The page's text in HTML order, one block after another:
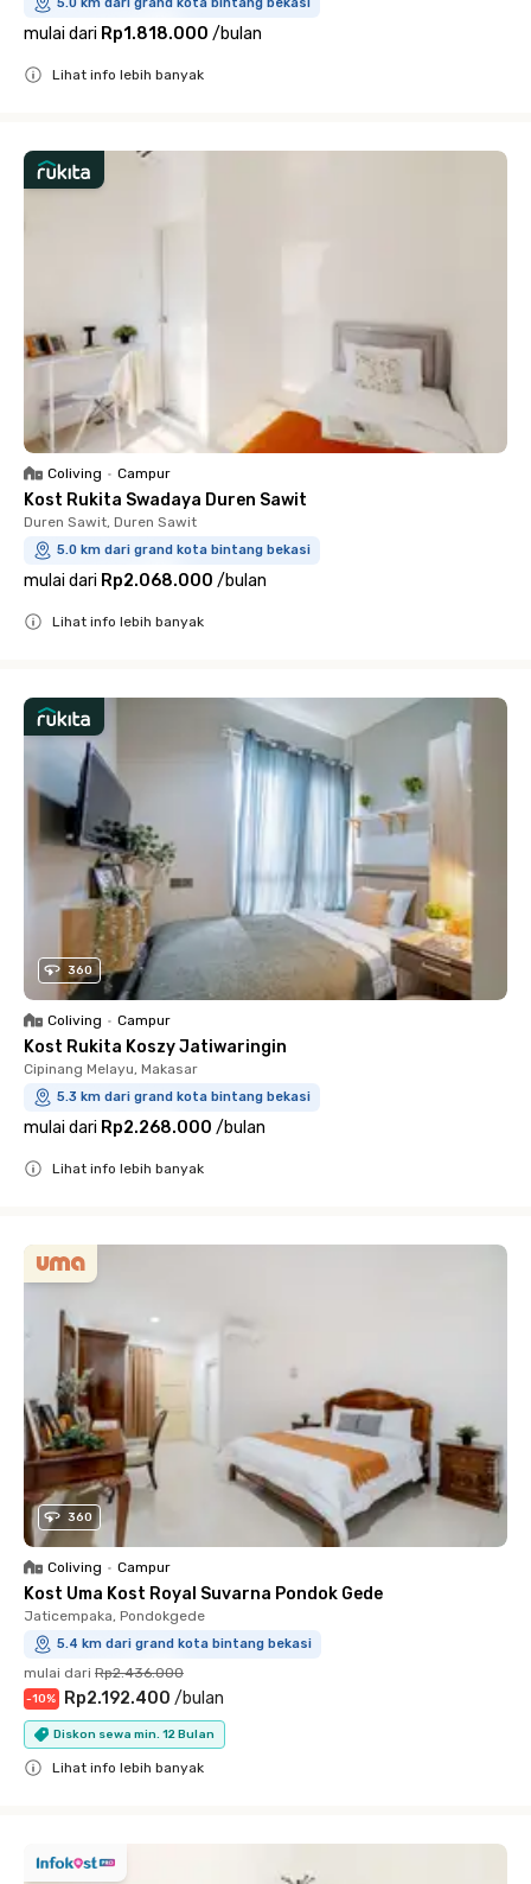
mulai dari Rp1.818.000 /bulan
Lihat info lebih banyak
Coliving • Campur
Kost Rukita Swadaya Duren Sawit
Duren Sawit, Duren Sawit
5.0 km dari grand kota bintang bekasi
mulai dari Rp2.068.000 /bulan
Lihat info lebih banyak
360
Coliving • Campur
Kost Rukita Koszy Jatiwaringin
Cipinang Melayu, Makasar
5.3 km dari grand kota bintang bekasi
mulai dari Rp2.268.000 /bulan
Lihat info lebih banyak
360
Coliving • Campur
Kost Uma Kost Royal Suvarna Pondok Gede
Jaticempaka, Pondokgede
5.4 km dari grand kota bintang bekasi
mulai dari Rp2.436.000
-10% Rp2.192.400 /bulan
Diskon sewa min. 12 Bulan
Lihat info lebih banyak